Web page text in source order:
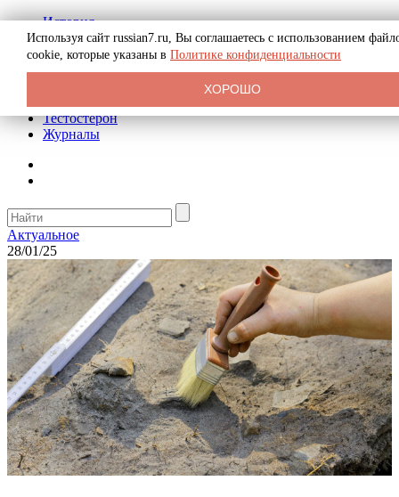
История
Биография
Криминал
Реклама на сайте
Тестостерон
Журналы
Актуальное
28/01/25
Используя сайт russian7.ru, Вы соглашаетесь с использованием
cookie, которые указаны в Политике конфиденциальности
ХОРОШО